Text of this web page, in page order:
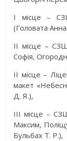
І місце –
(Головата
ІІ місце –
Софія,
ІІ місце –
макет
Д. Я.),
ІІІ місце –
Максим,
Бульбах Т. Р.),